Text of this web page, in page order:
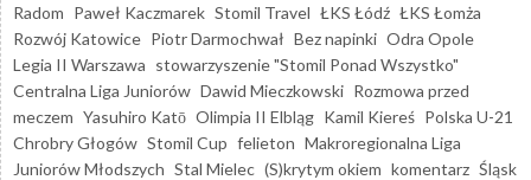
Radom Paweł Kaczmarek Stomil Travel ŁKS Łódź ŁKS Łomża
Rozwój Katowice Piotr Darmochwał Bez napinki Odra Opole
Legia II Warszawa stowarzyszenie "Stomil Ponad Wszystko"
Centralna Liga Juniorów Dawid Mieczkowski Rozmowa przed
meczem Yasuhiro Katō Olimpia II Elbląg Kamil Kiereś Polska U-21
Chrobry Głogów Stomil Cup felieton Makroregionalna Liga
Juniorów Młodszych Stal Mielec (S)krytym okiem komentarz Śląsk